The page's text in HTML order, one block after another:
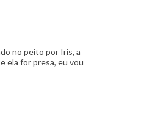
no peito por Iris, a
ela for presa, eu vou